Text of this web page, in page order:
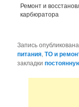
Ремонт и
карбюратора
Запись
питания,ТО и
закладки